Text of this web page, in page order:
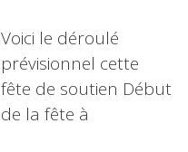
Voici le déroulé
prévisionnel cette
fête de soutien Début
de la fête à